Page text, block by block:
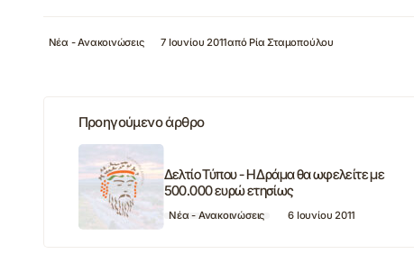
Νέα - Ανακοινώσεις 7 Ιουνίου 2011από Ρία Σταμοπούλου
Προηγούμενο άρθρο
Δελτίο Τύπου - Η Δράμα θα ωφελείτε με
500.000 ευρώ ετησίως
Νέα - Ανακοινώσεις 6 Ιουνίου 2011